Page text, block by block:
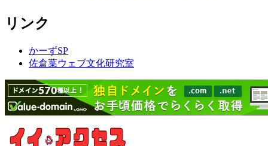
リンク
かーずSP
佐倉葉ウェブ文化研究室